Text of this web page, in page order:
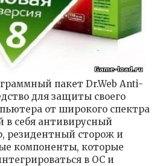
пакет Dr.Web Anti-
для защиты своего
от широкого спектра
себя антивирусный
резидентный сторож и
компоненты, которые
в ОС и